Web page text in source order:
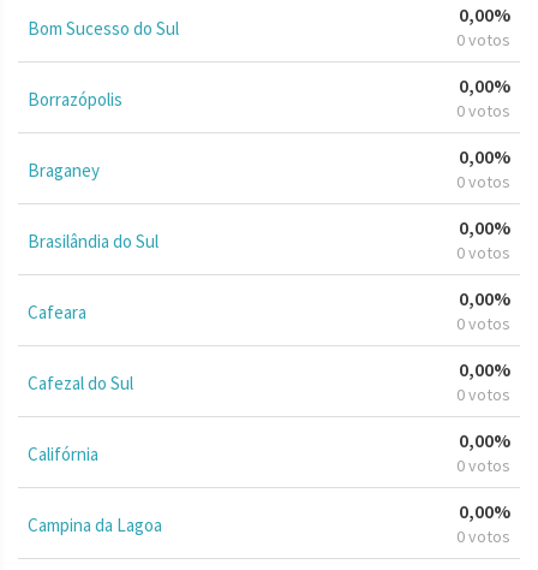
Bom Sucesso do Sul
0,00%
0 votos
Borrazópolis
0,00%
0 votos
Braganey
0,00%
0 votos
Brasilândia do Sul
0,00%
0 votos
Cafeara
0,00%
0 votos
Cafezal do Sul
0,00%
0 votos
Califórnia
0,00%
0 votos
Campina da Lagoa
0,00%
0 votos